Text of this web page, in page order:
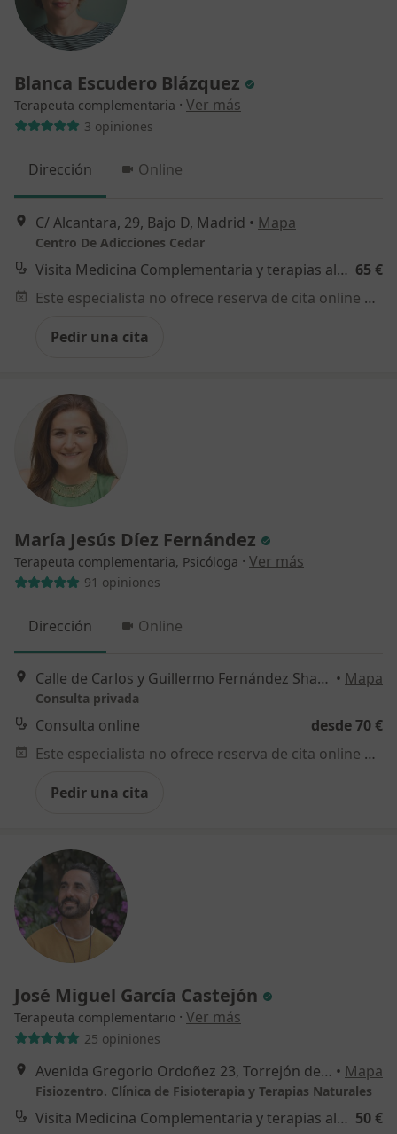
Blanca Escudero Blázquez
Terapeuta complementaria · Ver más
3 opiniones
Dirección Online
C/ Alcantara, 29, Bajo D, Madrid • Mapa
Centro De Adicciones Cedar
Visita Medicina Complementaria y terapias alternativas 65 €
Este especialista no ofrece reserva de cita online en esta dirección.
Pedir una cita
María Jesús Díez Fernández
Terapeuta complementaria, Psicóloga · Ver más
91 opiniones
Dirección Online
Calle de Carlos y Guillermo Fernández Shaw 1, portal 2, piso 1C, Madrid • Mapa
Consulta privada
Consulta online
desde 70 €
Este especialista no ofrece reserva de cita online en esta dirección.
Pedir una cita
José Miguel García Castejón
Terapeuta complementario · Ver más
25 opiniones
Avenida Gregorio Ordoñez 23, Torrejón de Velasco • Mapa
Fisiozentro. Clínica de Fisioterapia y Terapias Naturales
Visita Medicina Complementaria y terapias alternativas 50 €